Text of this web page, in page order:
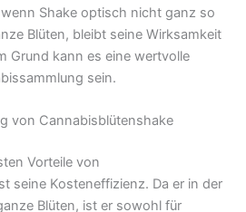
Shake optisch nicht ganz so
Blüten, bleibt seine Wirksamkeit
Grund kann es eine wertvolle
sein.
von Cannabisblütenshake
Vorteile von
seine Kosteneffizienz. Da er in der
Blüten, ist er sowohl für